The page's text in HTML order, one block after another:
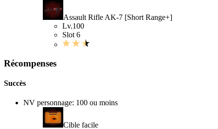
Assault Rifle AK-7 [Short Range+]
Lv.100
Slot 6
Récompenses
Succès
NV personnage: 100 ou moins
Cible facile